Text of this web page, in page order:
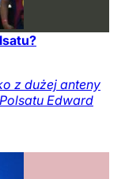
z dużej anteny
Edward